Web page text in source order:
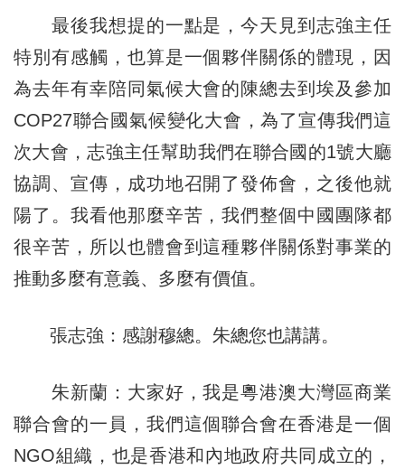
最後我想提的一點是，今天見到志強主任
特別有感觸，也算是一個夥伴關係的體現，因
為去年有幸陪同氣候大會的陳總去到埃及參加
COP27聯合國氣候變化大會，為了宣傳我們這
次大會，志強主任幫助我們在聯合國的1號大廳
協調、宣傳，成功地召開了發佈會，之後他就
陽了。我看他那麼辛苦，我們整個中國團隊都
很辛苦，所以也體會到這種夥伴關係對事業的
推動多麼有意義、多麼有價值。
張志強：感謝穆總。朱總您也講講。
朱新蘭：大家好，我是粵港澳大灣區商業
聯合會的一員，我們這個聯合會在香港是一個
NGO組織，也是香港和內地政府共同成立的，